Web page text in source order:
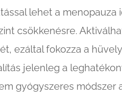
lehet a menopauza
csökkenésre.
ezáltal fokozza a
jelenleg a
gyógyszeres módszer